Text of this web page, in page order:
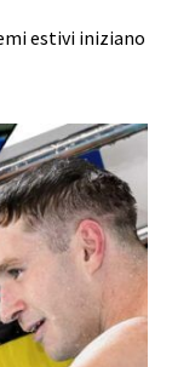
estivi iniziano